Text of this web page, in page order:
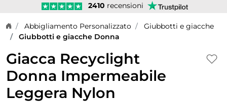
2410 recensioni
Home page
Abbigliamento Personalizzato
Giubbotti e giacche
Giubbotti e giacche Donna
Giacca Recyclight
Donna Impermeabile
Leggera Nylon